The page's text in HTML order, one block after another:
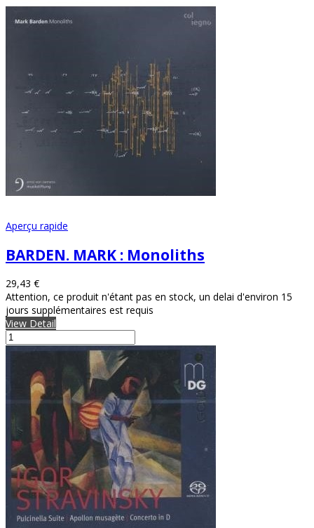
Aperçu rapide
BARDEN. MARK : Monoliths
29,43 €
Attention, ce produit n'étant pas en stock, un delai d'environ 15
jours supplémentaires est requis
View Detail